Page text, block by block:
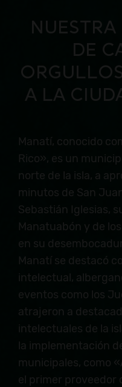
DE
A LA
Manatí, conocido
Rico», es un
norte de la isla, a
minutos de San
Sebastián Iglesias,
Manatuabón y de
en su
Manatí se destacó
intelectual,
eventos como los
atrajeron a
intelectuales de la
la implementación
municipales, como
el primer proveedor